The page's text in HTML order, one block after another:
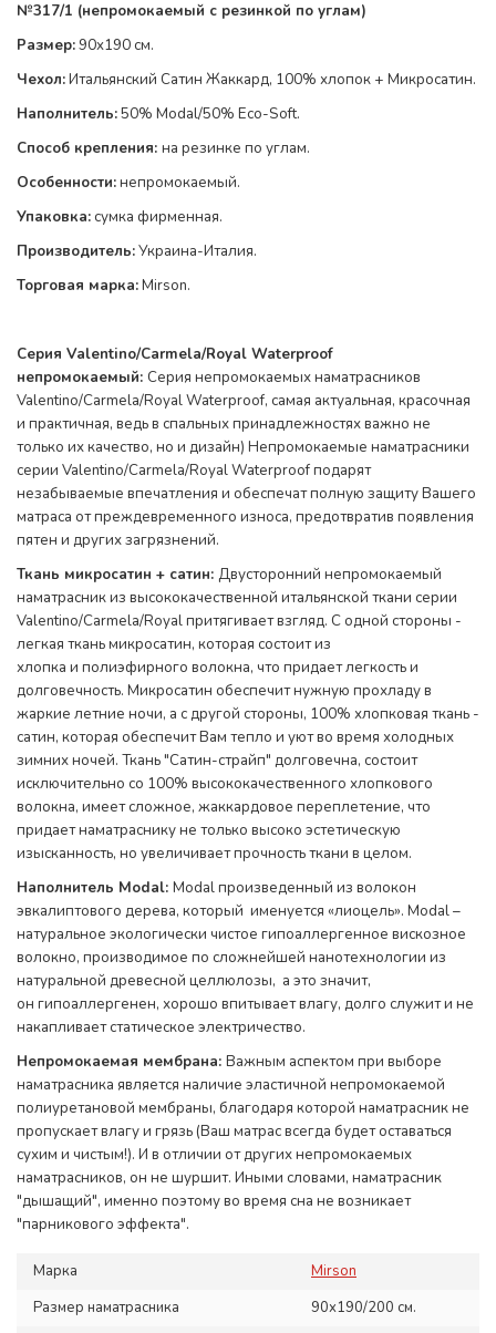
№317/1 (непромокаемый с резинкой по углам)
Размер:90x190 см.
Чехол:Итальянский Сатин Жаккард, 100% хлопок + Микросатин.
Наполнитель:50% Modal/50% Eco-Soft.
Способ крепления: на резинке по углам.
Особенности:непромокаемый.
Упаковка: сумка фирменная.
Производитель:Украина-Италия.
Торговая марка:Mirson.
Серия Valentino/Carmela/Royal Waterproof
непромокаемый: Серия непромокаемых наматрасников
Valentino/Carmela/Royal Waterproof, самая актуальная, красочная
и практичная, ведь в спальных принадлежностях важно не
только их качество, но и дизайн) Непромокаемые наматрасники
серии Valentino/Carmela/Royal Waterproof подарят
незабываемые впечатления и обеспечат полную защиту Вашего
матраса от преждевременного износа, предотвратив появления
пятен и других загрязнений.
Ткань микросатин + сатин: Двусторонний непромокаемый
наматрасник из высококачественной итальянской ткани серии
Valentino/Carmela/Royal притягивает взгляд. С одной стороны -
легкая ткань микросатин, которая состоит из
хлопка и полиэфирного волокна, что придает легкость и
долговечность. Микросатин обеспечит нужную прохладу в
жаркие летние ночи, а с другой стороны, 100% хлопковая ткань -
сатин, которая обеспечит Вам тепло и уют во время холодных
зимних ночей. Ткань "Сатин-страйп" долговечна, состоит
исключительно со 100% высококачественного хлопкового
волокна, имеет сложное, жаккардовое переплетение, что
придает наматраснику не только высоко эстетическую
изысканность, но увеличивает прочность ткани в целом.
Наполнитель Modal: Modal произведенный из волокон
эвкалиптового дерева, который именуется «лиоцель». Modal –
натуральное экологически чистое гипоаллергенное вискозное
волокно, производимое по сложнейшей нанотехнологии из
натуральной древесной целлюлозы, а это значит,
он гипоаллергенен, хорошо впитывает влагу, долго служит и не
накапливает статическое электричество.
Непромокаемая мембрана: Важным аспектом при выборе
наматрасника является наличие эластичной непромокаемой
полиуретановой мембраны, благодаря которой наматрасник не
пропускает влагу и грязь (Ваш матрас всегда будет оставаться
сухим и чистым!). И в отличии от других непромокаемых
наматрасников, он не шуршит. Иными словами, наматрасник
"дышащий", именно поэтому во время сна не возникает
"парникового эффекта".
Марка
Mirson
Размер наматрасника
90х190/200 см.